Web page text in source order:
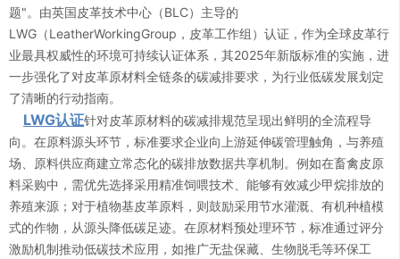
题"。由英国皮革技术中心（BLC）主导的
LWG（LeatherWorkingGroup，皮革工作组）认证，作为全球皮革行
业最具权威性的环境可持续认证体系，其2025年新版标准的实施，进
一步强化了对皮革原材料全链条的碳减排要求，为行业低碳发展划定
了清晰的行动指南。
LWG认证针对皮革原材料的碳减排规范呈现出鲜明的全流程导
向。在原料源头环节，标准要求企业向上游延伸碳管理触角，与养殖
场、原料供应商建立常态化的碳排放数据共享机制。例如在畜禽皮原
料采购中，需优先选择采用精准饲喂技术、能够有效减少甲烷排放的
养殖来源；对于植物基皮革原料，则鼓励采用节水灌溉、有机种植模
式的作物，从源头降低碳足迹。在原材料预处理环节，标准通过评分
激励机制推动低碳技术应用，如推广无盐保藏、生物脱毛等环保工